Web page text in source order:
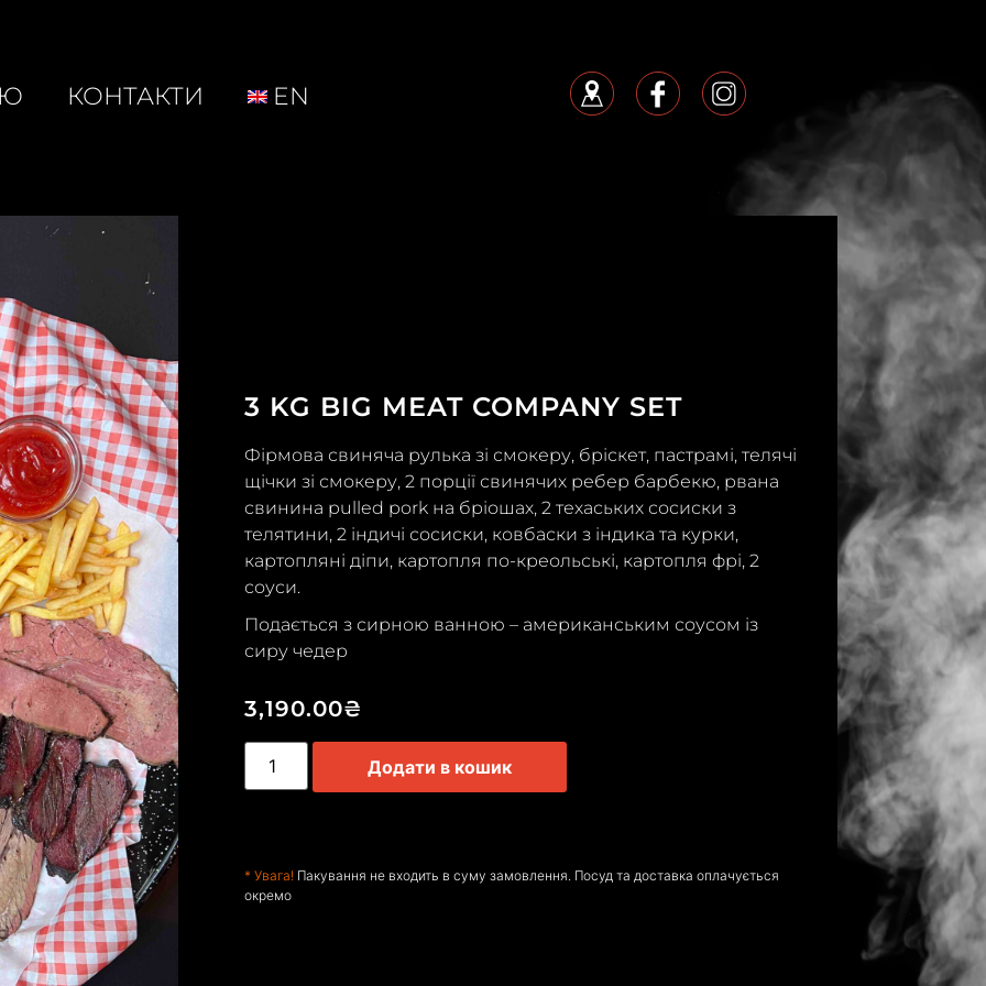
КОНТАКТИ EN
3 KG BIG MEAT COMPANY SET
Фірмова свиняча рулька зі смокеру, бріскет, пастрамі, телячі
щічки зі смокеру, 2 порції свинячих ребер барбекю, рвана
свинина pulled pork на бріошах, 2 техаських сосиски з
телятини, 2 індичі сосиски, ковбаски з індика та курки,
картопляні діпи, картопля по-креольські, картопля фрі, 2
соуси.
Подається з сирною ванною – американським соусом із
сиру чедер
3,190.00₴
Додати в кошик
* Увага!Пакування не входить в суму замовлення. Посуд та доставка оплачується
окремо